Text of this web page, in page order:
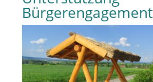
Bürgerengagement